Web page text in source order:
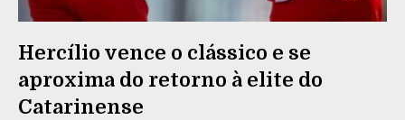
Hercílio vence o clássico e se
aproxima do retorno à elite do
Catarinense